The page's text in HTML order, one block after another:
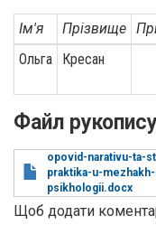
Ім'я Прізвище
Ольга
Кресан
Файл рукопису
opovid-narativu-ta-
praktika-u-
psikhologii.docx
Щоб додати